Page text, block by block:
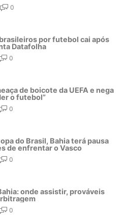
0
por futebol cai após
Datafolha
0
de boicote da UEFA e nega
o futebol”
0
do Brasil, Bahia terá pausa
de enfrentar o Vasco
0
onde assistir, prováveis
0